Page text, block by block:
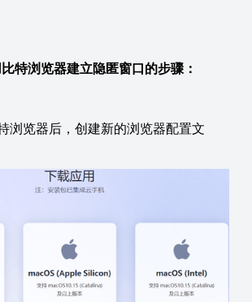
特浏览器建立隐匿窗口的步骤：
浏览器后，创建新的浏览器配置文